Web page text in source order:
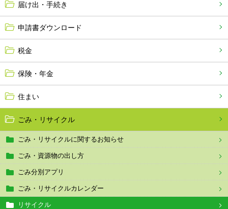
届け出・手続き
申請書ダウンロード
税金
保険・年金
住まい
ごみ・リサイクル
ごみ・リサイクルに関するお知らせ
ごみ・資源物の出し方
ごみ分別アプリ
ごみ・リサイクルカレンダー
リサイクル